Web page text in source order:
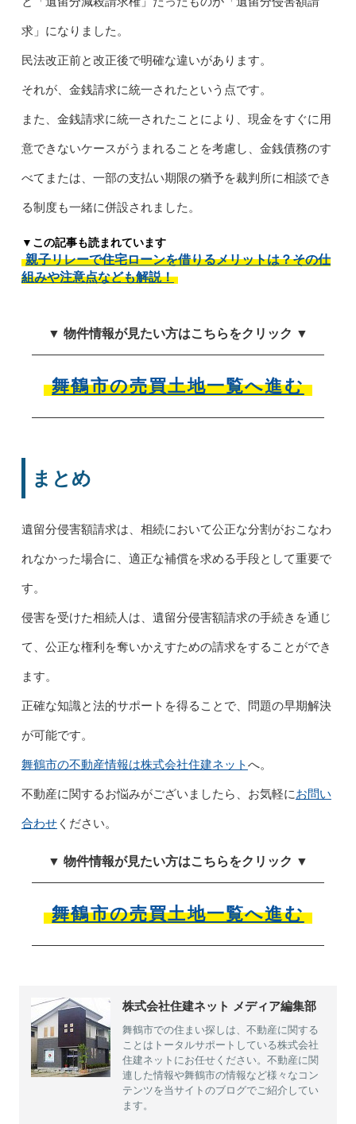
求」になりました。
民法改正前と改正後で明確な違いがあります。
それが、金銭請求に統一されたという点です。
また、金銭請求に統一されたことにより、現金をすぐに用
意できないケースがうまれることを考慮し、金銭債務のす
べてまたは、一部の支払い期限の猶予を裁判所に相談でき
る制度も一緒に併設されました。
▼この記事も読まれています
親子リレーで住宅ローンを借りるメリットは？その仕
組みや注意点なども解説！
▼ 物件情報が見たい方はこちらをクリック ▼
舞鶴市の売買土地一覧へ進む
まとめ
遺留分侵害額請求は、相続において公正な分割がおこなわ
れなかった場合に、適正な補償を求める手段として重要で
す。
侵害を受けた相続人は、遺留分侵害額請求の手続きを通じ
て、公正な権利を奪いかえすための請求をすることができ
ます。
正確な知識と法的サポートを得ることで、問題の早期解決
が可能です。
舞鶴市の不動産情報は株式会社住建ネットへ。
不動産に関するお悩みがございましたら、お気軽にお問い
合わせください。
▼ 物件情報が見たい方はこちらをクリック ▼
舞鶴市の売買土地一覧へ進む
株式会社住建ネット メディア編集部
舞鶴市での住まい探しは、不動産に関する
ことはトータルサポートしている株式会社
住建ネットにお任せください。不動産に関
連した情報や舞鶴市の情報など様々なコン
テンツを当サイトのブログでご紹介してい
ます。